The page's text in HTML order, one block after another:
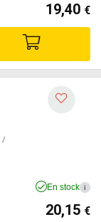
19,40 €
/
En stock i
20,15 €